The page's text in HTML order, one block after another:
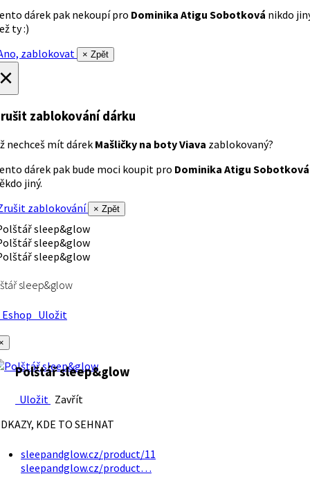
dárek pak nekoupí pro Dominika Atigu Sobotková nikdo
ty :)
zablokovat
× Zpět
zablokování dárku
nechceš mít dárek Mašličky na boty Viava zablokovaný?
dárek pak bude moci koupit pro Dominika Atigu Sobotková
jiný.
zablokování
× Zpět
sleep&glow
Uložit
Polštář sleep&glow
Uložit Zavřít
KDE TO SEHNAT
sleepandglow.cz/product/11
sleepandglow.cz/product…